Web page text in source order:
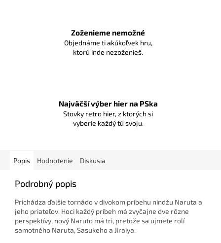
Zoženieme nemožné
Objednáme ti akúkoľvek hru,
ktorú inde nezoženieš.
Najväčší výber hier na PSka
Stovky retro hier, z ktorých si
vyberie každý tú svoju.
Popis Hodnotenie Diskusia
Podrobný popis
Prichádza ďalšie tornádo v divokom príbehu nindžu Naruta a
jeho priateľov. Hoci každý príbeh má zvyčajne dve rôzne
perspektívy, nový Naruto má tri, pretože sa ujmete rolí
samotného Naruta, Sasukeho a Jiraiya.